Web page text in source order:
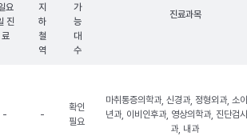
요
진
료
지
하
철
역
가
능
대
수
진료과목
- -
확인
필요
마취통증의학과, 신경과, 정형외과, 소
년과, 이비인후과, 영상의학과, 진단검
과, 내과